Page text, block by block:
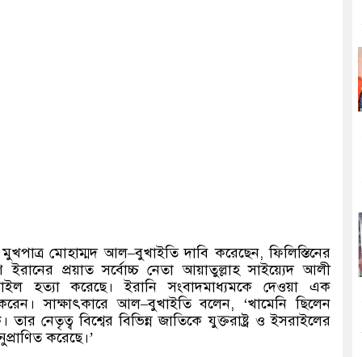
মুখপাত্র মোহাম্মদ আল–বুখাইতি দাবি করেছেন,ফিলিস্তিনের
ইরানের প্রয়াত সর্বোচ্চ নেতা আয়াতুল্লাহ সাইয়্যেদ আলী
হত্যা করেছে। ইরানি সংবাদমাধ্যমকে দেওয়া এক
সাক্ষাৎকারে আল–বুখাইতি বলেন, ‘খামেনি ছিলেন
তার নেতৃত্ব বিশ্বের বিভিন্ন জাতিকে যুক্তরাষ্ট্র ও ইসরাইলের
করেছে।’